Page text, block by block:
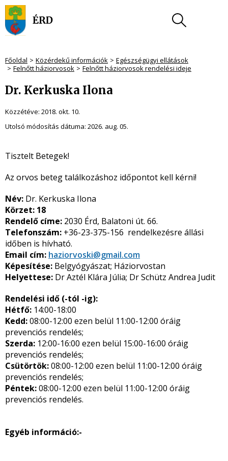
Főoldal Közérdekű információk
Egészségügyi ellátások
Felnőtt háziorvosok
Felnőtt háziorvosok rendelési ideje
Dr. Kerkuska Ilona
Közzétéve: 2018. okt. 10.
Utolsó módosítás dátuma: 2026. aug. 05.
Tisztelt Betegek!
Az orvos beteg találkozáshoz időpontot kell kérni!
Név: Dr. Kerkuska Ilona
Körzet: 18
Rendelő címe: 2030 Érd, Balatoni út. 66.
Telefonszám: +36-23-375-156 rendelkezésre állási
időben is hívható.
Email cím: haziorvoski@gmail.com
Képesítése: Belgyógyászat; Háziorvostan
Helyettese: Dr Aztél Klára Júlia; Dr Schütz Andrea Judit
Rendelési idő (-tól -ig):
Hétfő: 14:00-18:00
Kedd:08:00-12:00 ezen belül 11:00-12:00 óráig
prevenciós rendelés;
Szerda: 12:00-16:00 ezen belül 15:00-16:00 óráig
prevenciós rendelés;
Csütörtök:08:00-12:00 ezen belül 11:00-12:00 óráig
prevenciós rendelés;
Péntek:08:00-12:00 ezen belül 11:00-12:00 óráig
prevenciós rendelés.
Egyéb információ:-